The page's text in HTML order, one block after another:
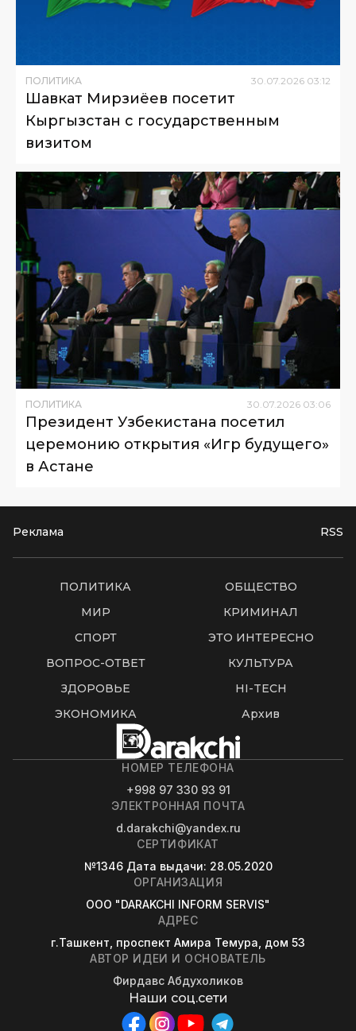
ПОЛИТИКА 30.07.2026 03:12
Шавкат Мирзиёев посетит
Кыргызстан с государственным
визитом
ПОЛИТИКА 30 07 2026 03:06
Президент Узбекистана посетил
церемонию открытия «Игр будущего»
в Астане
Реклама RSS
ПОЛИТИКА
ОБЩЕСТВО
МИР
КРИМИНАЛ
СПОРТ
ЭТО ИНТЕРЕСНО
ВОПРОС-ОТВЕТ
КУЛЬТУРА
ЗДОРОВЬЕ
HI-TECH
ЭКОНОМИКА
Архив
НОМЕР ТЕЛЕФОНА
+998 97 330 93 91
ЭЛЕКТРОННАЯ ПОЧТА
d.darakchi@yandex.ru
СЕРТИФИКАТ
№1346 Дата выдачи: 28.05.2020
ОРГАНИЗАЦИЯ
OOO "DARAKCHI INFORM SERVIS"
АДРЕС
г.Ташкент, проспект Амира Темура, дом 53
АВТОР ИДЕИ И ОСНОВАТЕЛЬ
Фирдавс Абдухоликов
Наши соц.сети